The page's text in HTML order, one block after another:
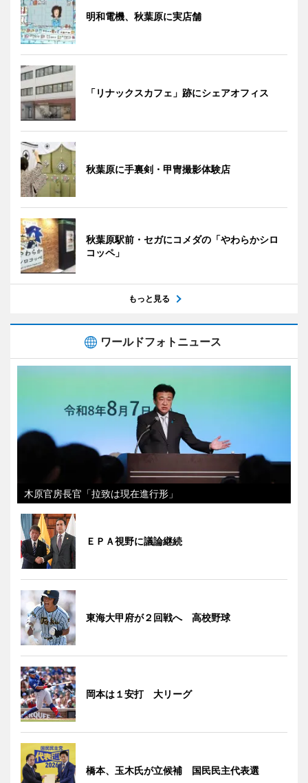
明和電機、秋葉原に実店舗
「リナックスカフェ」跡にシェアオフィス
秋葉原に手裏剣・甲冑撮影体験店
秋葉原駅前・セガにコメダの「やわらかシロ
コッペ」
もっと見る
ワールドフォトニュース
木原官房長官「拉致は現在進行形」
ＥＰＡ視野に議論継続
東海大甲府が２回戦へ 高校野球
岡本は１安打 大リーグ
橋本、玉木氏が立候補 国民民主代表選